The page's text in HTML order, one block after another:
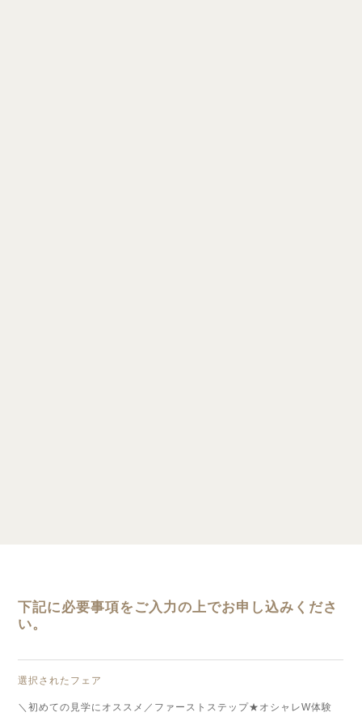
下記に必要事項をご入力の上でお申し込みくださ
い。
選択されたフェア
＼初めての見学にオススメ／ファーストステップ★オシャレW体験